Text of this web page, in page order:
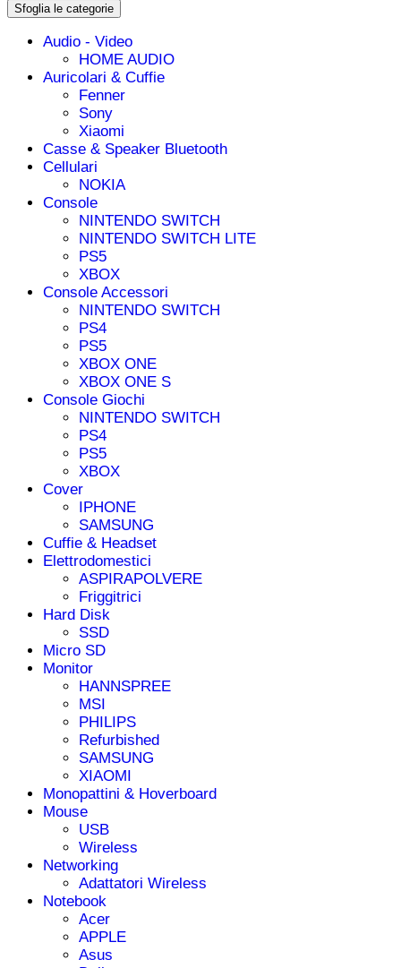
Sfoglia le categorie
Audio - Video
HOME AUDIO
Auricolari & Cuffie
Fenner
Sony
Xiaomi
Casse & Speaker Bluetooth
Cellulari
NOKIA
Console
NINTENDO SWITCH
NINTENDO SWITCH LITE
PS5
XBOX
Console Accessori
NINTENDO SWITCH
PS4
PS5
XBOX ONE
XBOX ONE S
Console Giochi
NINTENDO SWITCH
PS4
PS5
XBOX
Cover
IPHONE
SAMSUNG
Cuffie & Headset
Elettrodomestici
ASPIRAPOLVERE
Friggitrici
Hard Disk
SSD
Micro SD
Monitor
HANNSPREE
MSI
PHILIPS
Refurbished
SAMSUNG
XIAOMI
Monopattini & Hoverboard
Mouse
USB
Wireless
Networking
Adattatori Wireless
Notebook
Acer
APPLE
Asus